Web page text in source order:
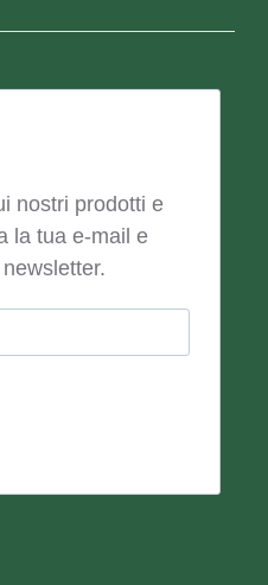
nostri prodotti e
la tua e-mail e